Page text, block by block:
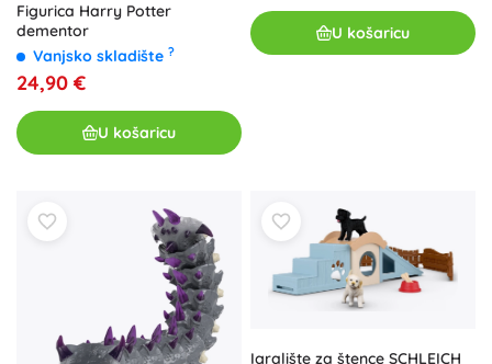
Figurica Harry Potter
dementor
Vanjsko skladište ?
24,90 €
U košaricu
U košaricu
Igralište za štence SCHLEICH